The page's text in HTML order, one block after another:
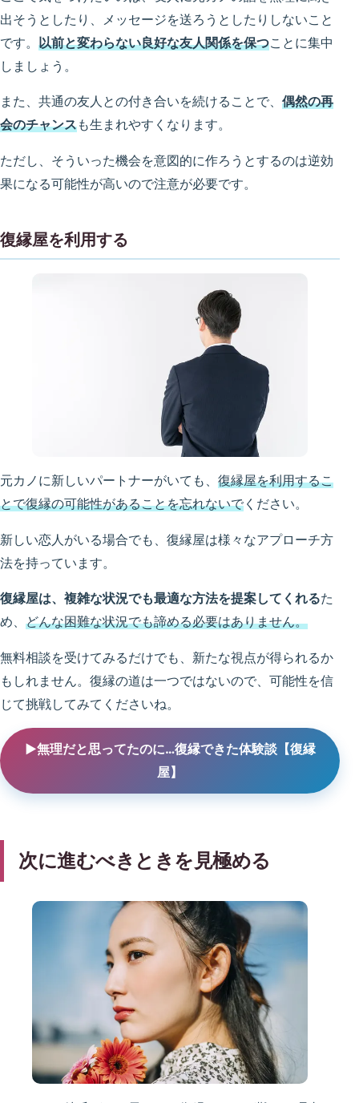
出そうとしたり、メッセージを送ろうとしたりしないこと
です。 以前と変わらない良好な友人関係を保つことに集中
しましょう。
また、共通の友人との付き合いを続けることで、 偶然の再
会のチャンスも生まれやすくなります。
ただし、そういった機会を意図的に作ろうとするのは逆効
果になる可能性が高いので注意が必要です。
復縁屋を利用する
元カノに新しいパートナーがいても、 復縁屋を利用するこ
とで復縁の可能性があることを忘れないで ください。
新しい恋人がいる場合でも、復縁屋は様々なアプローチ方
法を持っています。
復縁屋は、複雑な状況でも最適な方法を提案してくれるた
め、 どんな困難な状況でも諦める必要はありません。
無料相談を受けてみるだけでも、新たな視点が得られるか
もしれません。復縁の道は一つではないので、可能性を信
じて挑戦してみてくださいね。
▶無理だと思ってたのに…復縁できた体験談【復縁
屋】
次に進むべきときを見極める